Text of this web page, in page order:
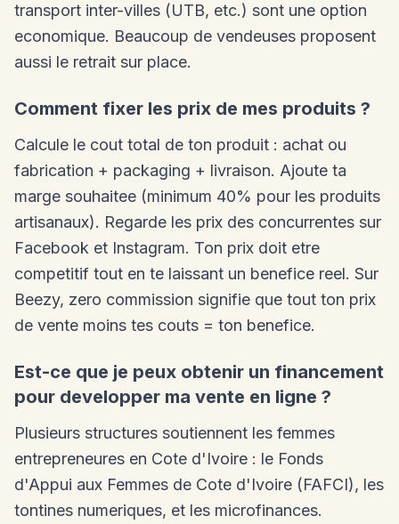
transport inter-villes (UTB, etc.) sont une option
economique. Beaucoup de vendeuses proposent
aussi le retrait sur place.
Comment fixer les prix de mes produits ?
Calcule le cout total de ton produit : achat ou
fabrication + packaging + livraison. Ajoute ta
marge souhaitee (minimum 40% pour les produits
artisanaux). Regarde les prix des concurrentes sur
Facebook et Instagram. Ton prix doit etre
competitif tout en te laissant un benefice reel. Sur
Beezy, zero commission signifie que tout ton prix
de vente moins tes couts = ton benefice.
Est-ce que je peux obtenir un financement
pour developper ma vente en ligne ?
Plusieurs structures soutiennent les femmes
entrepreneures en Cote d'Ivoire : le Fonds
d'Appui aux Femmes de Cote d'Ivoire (FAFCI), les
tontines numeriques, et les microfinances.